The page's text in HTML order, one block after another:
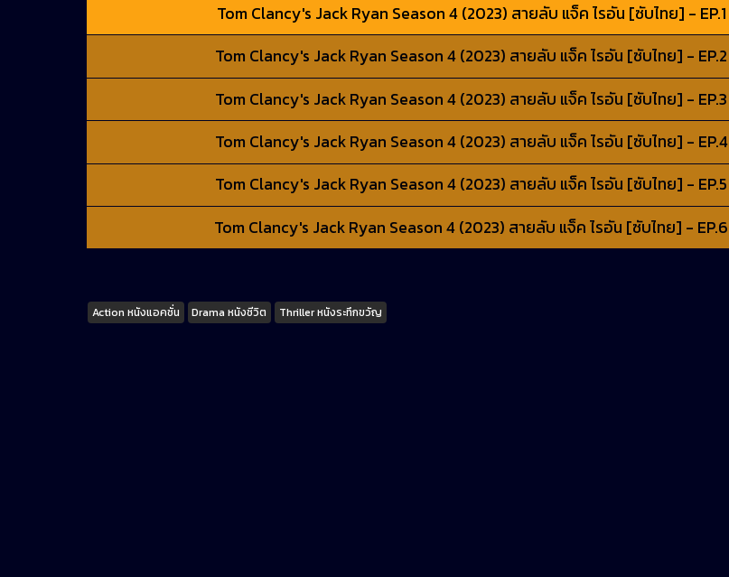
Tom Clancy's Jack Ryan Season 4 (2023) สายลับ แจ็ค ไรอัน [ซับไทย] - EP.1
Tom Clancy's Jack Ryan Season 4 (2023) สายลับ แจ็ค ไรอัน [ซับไทย] - EP.2
Tom Clancy's Jack Ryan Season 4 (2023) สายลับ แจ็ค ไรอัน [ซับไทย] - EP.3
Tom Clancy's Jack Ryan Season 4 (2023) สายลับ แจ็ค ไรอัน [ซับไทย] - EP.4
Tom Clancy's Jack Ryan Season 4 (2023) สายลับ แจ็ค ไรอัน [ซับไทย] - EP.5
Tom Clancy's Jack Ryan Season 4 (2023) สายลับ แจ็ค ไรอัน [ซับไทย] - EP.6
Tags
Action หนังแอคชั่น Drama หนังชีวิต Thriller หนังระทึกขวัญ